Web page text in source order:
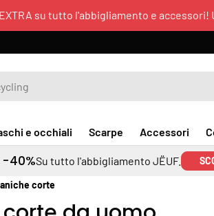
su tutto l'abbigliamento e accessori!
e occhiali Scarpe Accessori
-40%Su tutto l'abbigliamento JËUF.
corte